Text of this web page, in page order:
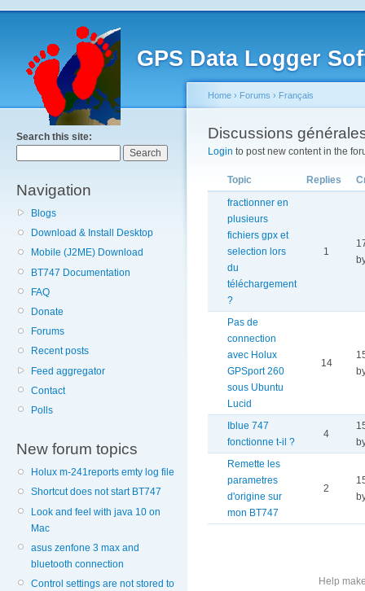
GPS Data Logger
Search this site:
Navigation
Blogs
Download & Install Desktop
Mobile (J2ME) Download
BT747 Documentation
FAQ
Donate
Forums
Recent posts
Feed aggregator
Contact
Polls
New forum topics
Holux m-241reports emty log file
Shortcut does not start BT747
Look and feel with java 10 on
Mac
asus zenfone 3 max and
bluetooth connection
Control settings are not stored to
Home › Forums › Français
Discussions
Login to post new content in the
Topic Replies
fractionner en
plusieurs
fichiers gpx et
selection lors
du
téléchargement
?
1
Pas de
connection
avec Holux
GPSport 260
sous Ubuntu
Lucid
14
Iblue 747
fonctionne t-il ?
4
Remette les
parametres
d'origine sur
mon BT747
2
Help